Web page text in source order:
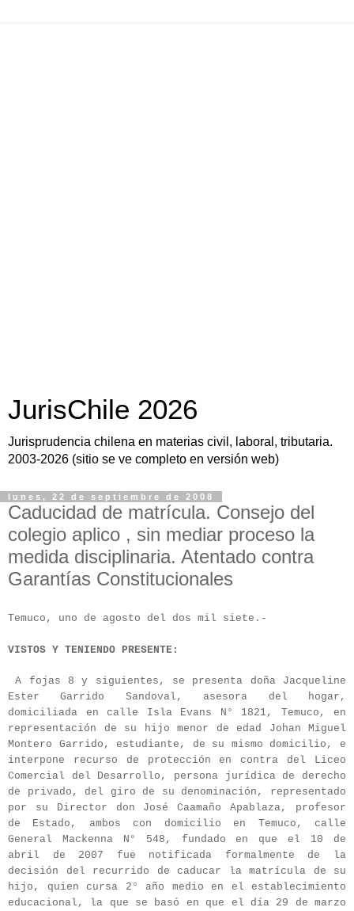
JurisChile 2026
Jurisprudencia chilena en materias civil, laboral, tributaria.
2003-2026 (sitio se ve completo en versión web)
lunes, 22 de septiembre de 2008
Caducidad de matrícula. Consejo del
colegio aplico , sin mediar proceso la
medida disciplinaria. Atentado contra
Garantías Constitucionales
Temuco, uno de agosto del dos mil siete.-
VISTOS Y TENIENDO PRESENTE:
A fojas 8 y siguientes, se presenta doña Jacqueline
Ester Garrido Sandoval, asesora del hogar,
domiciliada en calle Isla Evans N° 1821, Temuco, en
representación de su hijo menor de edad Johan Miguel
Montero Garrido, estudiante, de su mismo domicilio, e
interpone recurso de protección en contra del Liceo
Comercial del Desarrollo, persona jurídica de derecho
de privado, del giro de su denominación, representado
por su Director don José Caamaño Apablaza, profesor
de Estado, ambos con domicilio en Temuco, calle
General Mackenna N° 548, fundado en que el 10 de
abril de 2007 fue notificada formalmente de la
decisión del recurrido de caducar la matrícula de su
hijo, quien cursa 2° año medio en el establecimiento
educacional, la que se basó en que el día 29 de marzo